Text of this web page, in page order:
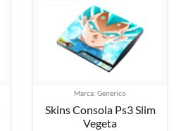
Marca: Generico
Skins Consola Ps3 Slim
Vegeta